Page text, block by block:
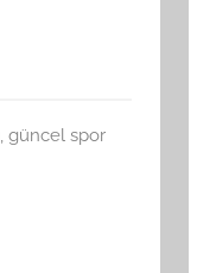
, güncel spor